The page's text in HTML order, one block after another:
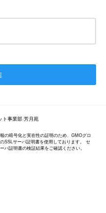
ト事業部 芳月苑
の暗号化と実在性の証明のため、GMOグロ
SSLサーバ証明書を使用しております。 セ
バ証明書の検証結果をご確認ください。